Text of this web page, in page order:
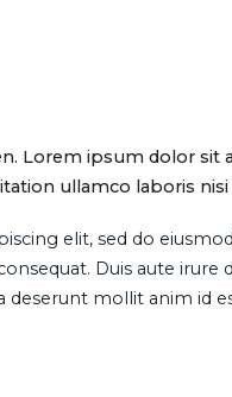
Lorem ipsum dolor sit
ullamco laboris nisi
elit, sed do
Duis aute
deserunt mollit anim id